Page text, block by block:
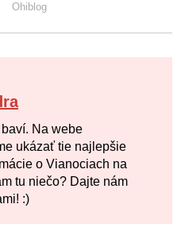
Na webe
ukázať tie najlepšie
o Vianociach na
tu niečo? Dajte nám
:)